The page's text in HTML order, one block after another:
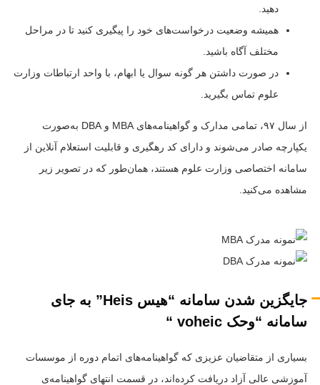
دهید.
همیشه وضعیت درخواست‌های خود را پیگیری کنید تا در مراحل
مختلف آگاه باشید.
در صورت داشتن هر گونه سوال یا ابهام، با واحد ارتباطات وزارت
علوم تماس بگیرید.
از سال ۹۷، تمامی مدارک و گواهینامه‌های MBA و DBA به‌صورت
یکپارچه صادر می‌شوند و دارای کد رهگیری و قابلیت استعلام آنلاین از
سامانه اختصاصی وزارت علوم هستند، همان‌طور که در تصویر زیر
مشاهده می‌کنید.
جایگزین شدن سامانه “هیس
به جای
سامانه “وحک
بسیاری از متقاضیان عزیزی که گواهینامه‌های اتمام دوره از موسسات
آموزشی عالی آزاد دریافت کرده‌اند، در قسمت انتهای گواهینامه‌ی